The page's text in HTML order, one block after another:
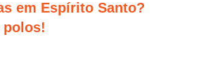
em Espírito Santo?
polos!